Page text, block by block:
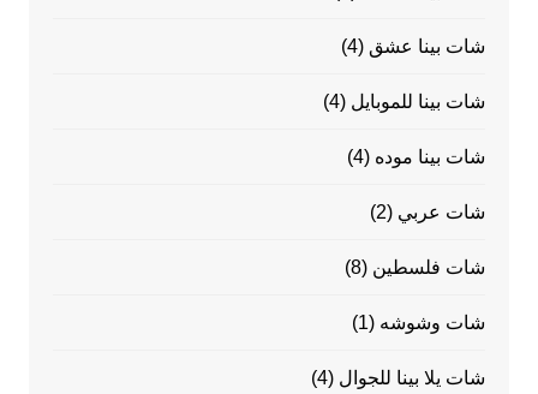
شات بينا عشق (4)
شات بينا للموبايل (4)
شات بينا موده (4)
شات عربي (2)
شات فلسطين (8)
شات وشوشه (1)
شات يلا بينا للجوال (4)